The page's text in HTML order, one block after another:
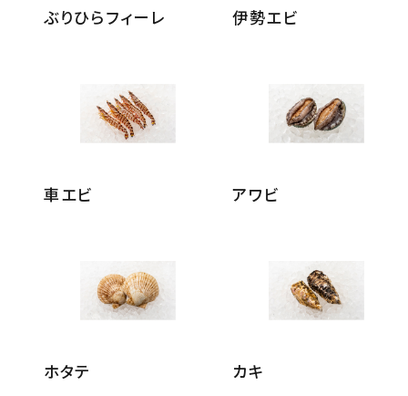
ぶりひらフィーレ 伊勢エビ
車エビ アワビ
ホタテ カキ